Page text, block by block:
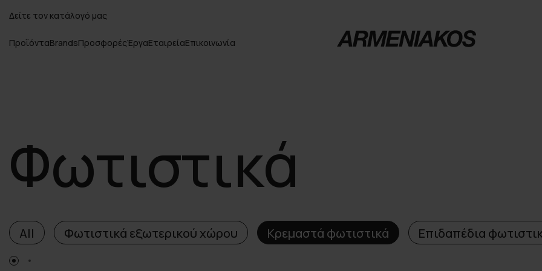
Δείτε τον κατάλογό μας
ΠροϊόνταBrandsΠροσφορέςΈργαΕταιρείαΕπικοινωνία
Φωτιστικά
All Φωτιστικά εξωτερικού χώρου Κρεμαστά φωτιστικά Επιδαπέδια